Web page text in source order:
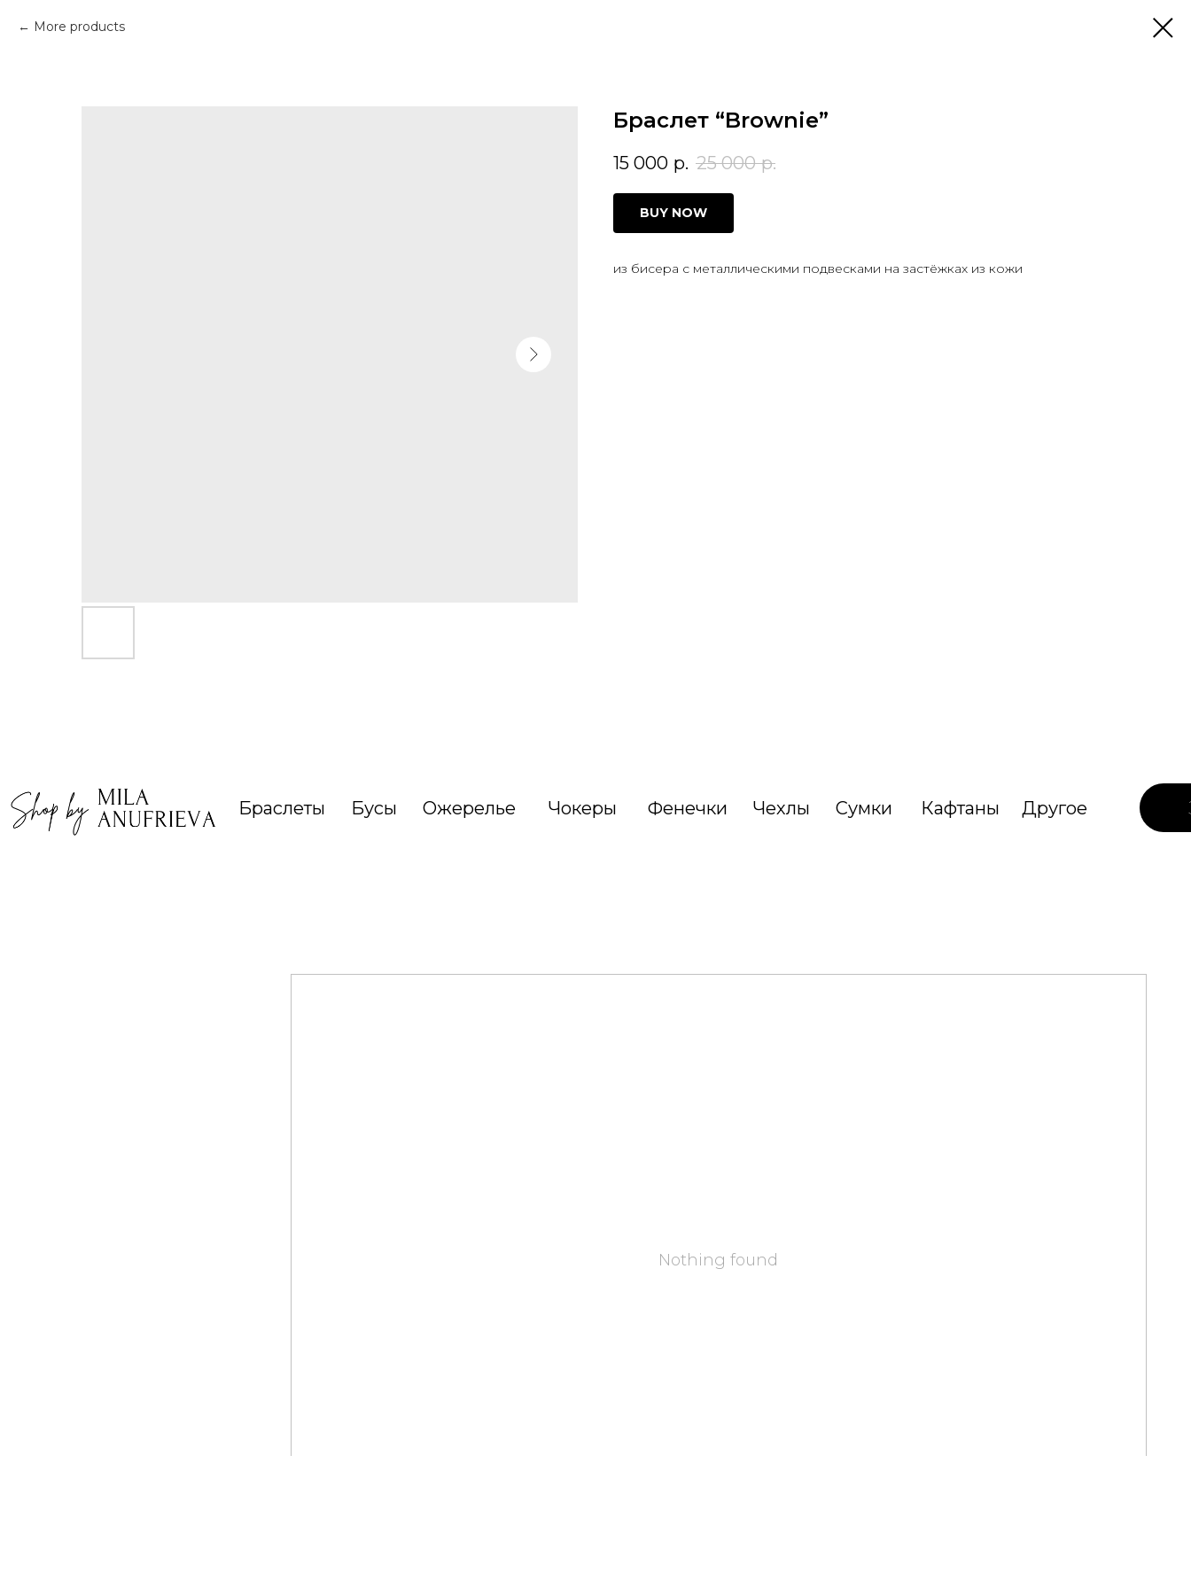
More products
Браслет “Brownie”
15 000 р. 25 000 р.
BUY NOW
из бисера с металлическими подвесками на застёжках из кожи
Браслеты Бусы Ожерелье Чокеры Фенечки Чехлы Сумки Кафтаны Другое
Nothing found